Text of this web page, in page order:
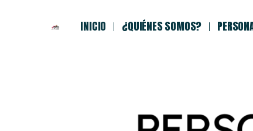
INICIO ¿QUIÉNES SOMOS?